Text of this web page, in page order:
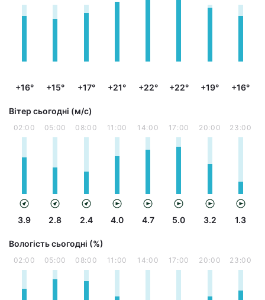
+16° +15° +17° +21° +22° +22° +19° +16°
Вітер сьогодні (м/с)
02:00
3.9
05:00
2.8
08:00
2.4
11:00
4.0
14:00
4.7
17:00
5.0
20:00
3.2
23:00
1.3
Вологість сьогодні (%)
02:00 05:00 08:00 11:00 14:00 17:00 20:00 23:00